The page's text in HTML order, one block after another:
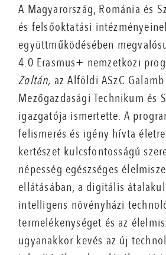
A Magyarország, Románia és
és felsőoktatási
együttműködésében
4.0 Erasmus+ nemzetközi
Zoltán, az Alföldi ASzC
Mezőgazdasági Technikum és
igazgatója ismertette. A
felismerés és igény hívta
kertészet kulcsfontosságú
népesség egészséges
ellátásában, a digitális
intelligens növényházi
termelékenységet és az
ugyanakkor kevés az új